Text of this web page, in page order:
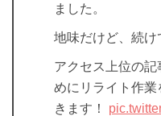
ました。
地味だけど、続け
アクセス上位の記
めにリライト作
きます！